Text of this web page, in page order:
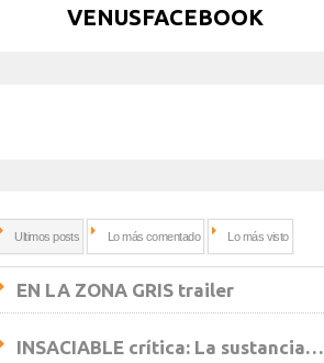
VENUSFACEBOOK
Ultimos posts Lo más comentado Lo más visto
EN LA ZONA GRIS trailer
INSACIABLE crítica: La sustancia…